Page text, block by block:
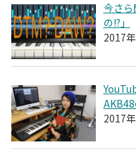
今さら
の!?」
2017
2017